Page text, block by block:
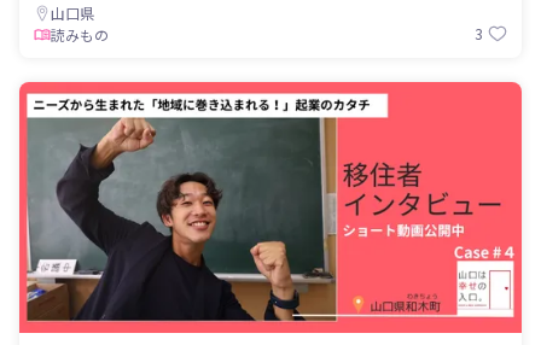
山口県
読みもの
3